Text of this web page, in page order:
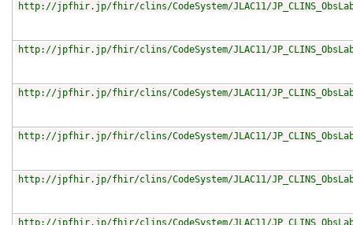
http://jpfhir.jp/fhir/clins/CodeSystem/JLAC11/
http://jpfhir.jp/fhir/clins/CodeSystem/JLAC11/
http://jpfhir.jp/fhir/clins/CodeSystem/JLAC11/
http://jpfhir.jp/fhir/clins/CodeSystem/JLAC11/
http://jpfhir.jp/fhir/clins/CodeSystem/JLAC11/